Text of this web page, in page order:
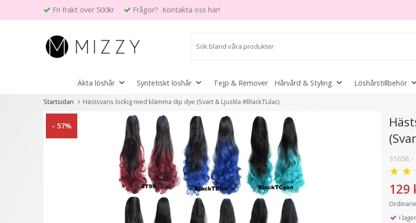
Fri frakt över 500kr Frågor? Kontakta oss här!
Äkta löshår Syntetiskt löshår Tejp & Remover Hårvård & Styling Löshårstillbehör
Startsidan Hästsvans lockig med klämma dip dye (Svart & Ljuslila #BlackTLilac)
Andra kunder köpte även
6 varianter
- 57%
31658 -
★ ★
129
I